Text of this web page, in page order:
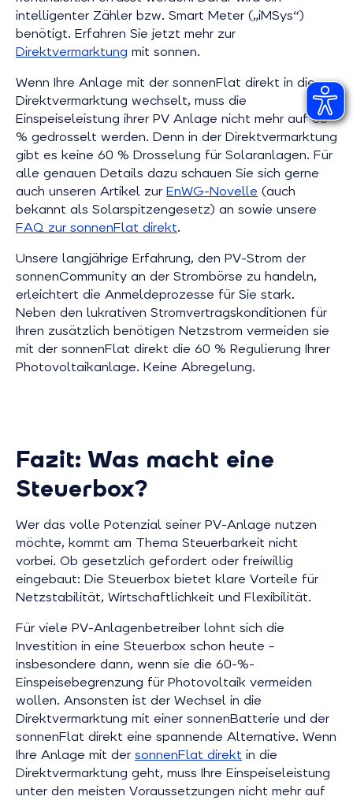
intelligenter Zähler bzw. Smart Meter („iMSys“)
benötigt. Erfahren Sie jetzt mehr zur
Direktvermarktung mit sonnen.
Wenn Ihre Anlage mit der sonnenFlat direkt in die
Direktvermarktung wechselt, muss die
Einspeiseleistung ihrer PV Anlage nicht mehr auf 60
% gedrosselt werden. Denn in der Direktvermarktung
gibt es keine 60 % Drosselung für Solaranlagen. Für
alle genauen Details dazu schauen Sie sich gerne
auch unseren Artikel zur EnWG-Novelle (auch
bekannt als Solarspitzengesetz) an sowie unsere
FAQ zur sonnenFlat direkt.
Unsere langjährige Erfahrung, den PV-Strom der
sonnenCommunity an der Strombörse zu handeln,
erleichtert die Anmeldeprozesse für Sie stark.
Neben den lukrativen Stromvertragskonditionen für
Ihren zusätzlich benötigen Netzstrom vermeiden sie
mit der sonnenFlat direkt die 60 % Regulierung Ihrer
Photovoltaikanlage. Keine Abregelung.
Fazit: Was macht eine
Steuerbox?
Wer das volle Potenzial seiner PV-Anlage nutzen
möchte, kommt am Thema Steuerbarkeit nicht
vorbei. Ob gesetzlich gefordert oder freiwillig
eingebaut: Die Steuerbox bietet klare Vorteile für
Netzstabilität, Wirtschaftlichkeit und Flexibilität.
Für viele PV-Anlagenbetreiber lohnt sich die
Investition in eine Steuerbox schon heute –
insbesondere dann, wenn sie die 60-%-
Einspeisebegrenzung für Photovoltaik vermeiden
wollen. Ansonsten ist der Wechsel in die
Direktvermarktung mit einer sonnenBatterie und der
sonnenFlat direkt eine spannende Alternative. Wenn
Ihre Anlage mit der sonnenFlat direkt in die
Direktvermarktung geht, muss Ihre Einspeiseleistung
unter den meisten Voraussetzungen nicht mehr auf